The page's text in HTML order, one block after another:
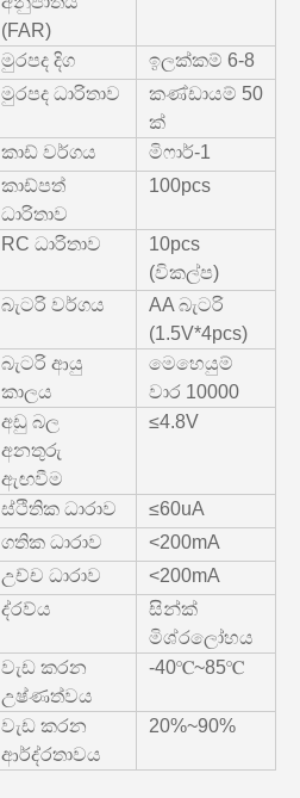
(FAR)
මුරපද දිග
ඉලක්කම් 6-8
මුරපද ධාරිතාව
කණ්ඩායම් 50
ක්
කාඩ් වර්ගය
මිෆාර්-1
කාඩ්පත්
ධාරිතාව
100pcs
RC ධාරිතාව
10pcs
(විකල්ප)
බැටරි වර්ගය
AA බැටරි
(1.5V*4pcs)
බැටරි ආයු
කාලය
මෙහෙයුම්
වාර 10000
අඩු බල
අනතුරු
ඇඟවීම
≤4.8V
ස්ථිතික ධාරාව
≤60uA
ගතික ධාරාව
<200mA
උච්ච ධාරාව
<200mA
ද්රව්ය
සින්ක්
මිශ්රලෝහය
වැඩ කරන
උෂ්ණත්වය
-40℃~85℃
වැඩ කරන
ආර්ද්රතාවය
20%~90%